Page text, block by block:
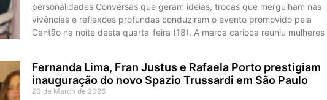
personalidades Conversas que geram ideias, trocas que mergulham nas
vivências e reflexões profundas conduziram o evento promovido pela
Cantão na noite desta quarta-feira (18). A marca carioca reuniu mulheres
Fernanda Lima, Fran Justus e Rafaela Porto prestigiam
inauguração do novo Spazio Trussardi em São Paulo
20 de March de 2026